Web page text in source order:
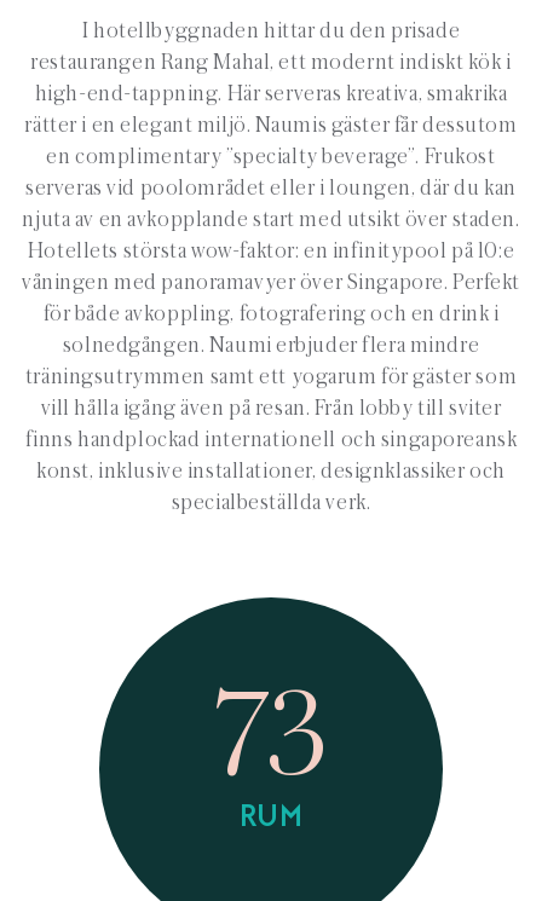
I hotellbyggnaden hittar du den prisade
restaurangen Rang Mahal, ett modernt indiskt kök i
high-end-tappning. Här serveras kreativa, smakrika
rätter i en elegant miljö. Naumis gäster får dessutom
en complimentary ”specialty beverage”. Frukost
serveras vid poolområdet eller i loungen, där du kan
njuta av en avkopplande start med utsikt över staden.
Hotellets största wow-faktor: en infinitypool på 10:e
våningen med panoramavyer över Singapore. Perfekt
för både avkoppling, fotografering och en drink i
solnedgången. Naumi erbjuder flera mindre
träningsutrymmen samt ett yogarum för gäster som
vill hålla igång även på resan. Från lobby till sviter
finns handplockad internationell och singaporeansk
konst, inklusive installationer, designklassiker och
specialbeställda verk.
73
RUM